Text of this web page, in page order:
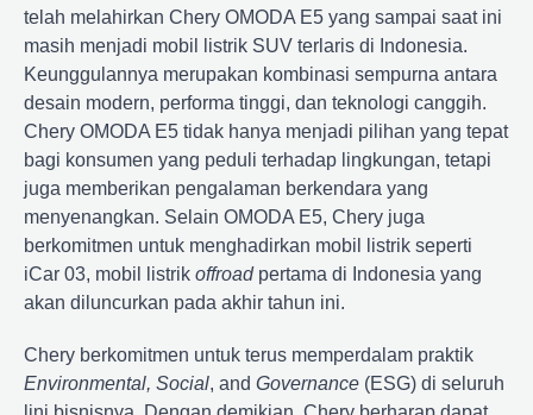
telah melahirkan Chery OMODA E5 yang sampai saat ini
masih menjadi mobil listrik SUV terlaris di Indonesia.
Keunggulannya merupakan kombinasi sempurna antara
desain modern, performa tinggi, dan teknologi canggih.
Chery OMODA E5 tidak hanya menjadi pilihan yang tepat
bagi konsumen yang peduli terhadap lingkungan, tetapi
juga memberikan pengalaman berkendara yang
menyenangkan. Selain OMODA E5, Chery juga
berkomitmen untuk menghadirkan mobil listrik seperti
iCar 03, mobil listrik offroad pertama di Indonesia yang
akan diluncurkan pada akhir tahun ini.
Chery berkomitmen untuk terus memperdalam praktik
Environmental, Social, and Governance (ESG) di seluruh